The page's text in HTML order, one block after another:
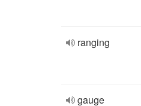
ranging
gauge